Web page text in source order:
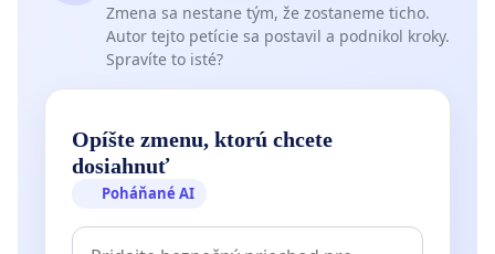
Zmena sa nestane tým, že zostaneme ticho.
Autor tejto petície sa postavil a podnikol kroky.
Spravíte to isté?
Opíšte zmenu, ktorú chcete
dosiahnuť
Poháňané AI